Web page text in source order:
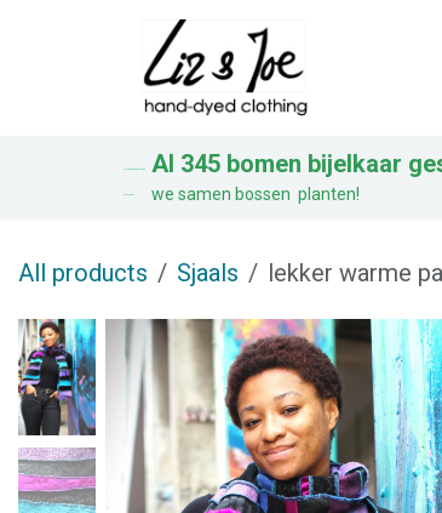
Overslaan naar inhoud
Al 345 bomen bijelkaar
we samen bossen planten!
All products Sjaals lekker warme